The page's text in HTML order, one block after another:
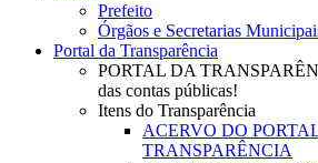
Prefeito
Órgãos e Secretarias
Portal da Transparência
PORTAL DA
das contas públicas!
Itens do Transparência
ACERVO DO
TRANSPARÊNCIA